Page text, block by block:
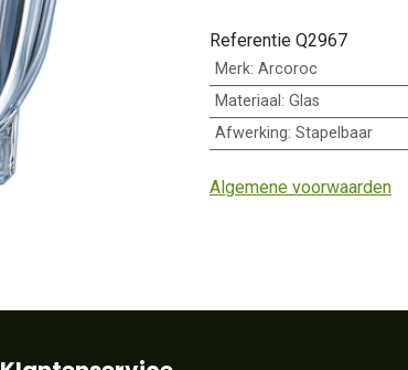
Referentie Q2967
Merk: Arcoroc
Materiaal : Glas
Afwerking: Stapelbaar
Algemene voorwaarden